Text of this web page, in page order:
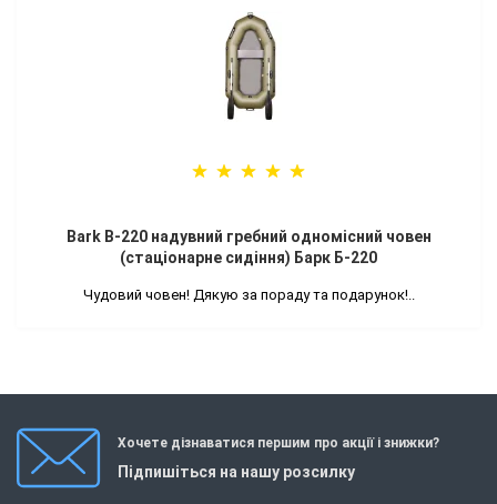
Bark B-220 надувний гребний одномісний човен
(стаціонарне сидіння) Барк Б-220
Чудовий човен! Дякую за пораду та подарунок!..
Хочете дізнаватися першим про акції і знижки?
Підпишіться на нашу розсилку